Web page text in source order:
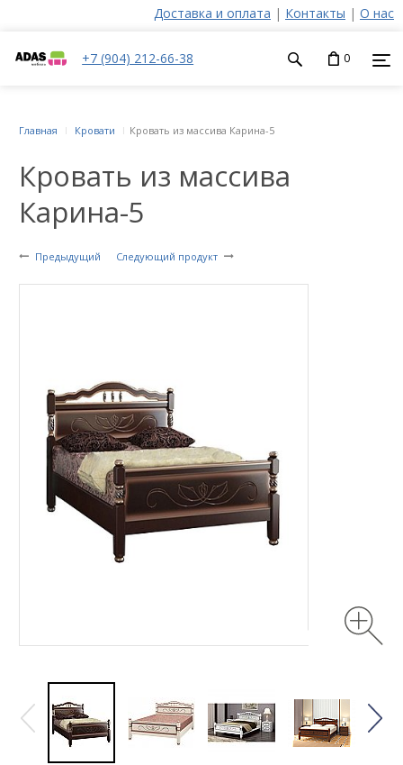
Доставка и оплата | Контакты | О нас
+7 (904) 212-66-38 0
Кровать из массива
Карина-5
Предыдущий Следующий продукт
Главная Кровати Кровать из массива Карина-5